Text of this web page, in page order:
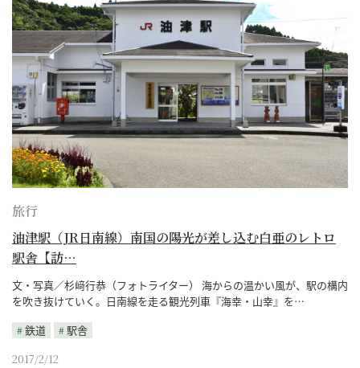
旅行
油津駅（JR日南線）南国の陽光が差し込む白亜のレトロ
駅舎【訪…
文・写真／杉﨑行恭（フォトライター） 海からの温かい風が、駅の構内
を吹き抜けていく。日南線を走る観光列車『海幸・山幸』を…
鉄道
駅舎
2017/2/12